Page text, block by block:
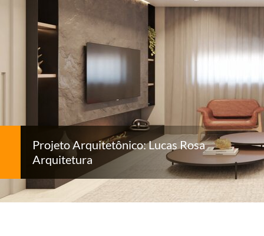
Projeto Arquitetônico: Lucas Rosa
Arquitetura